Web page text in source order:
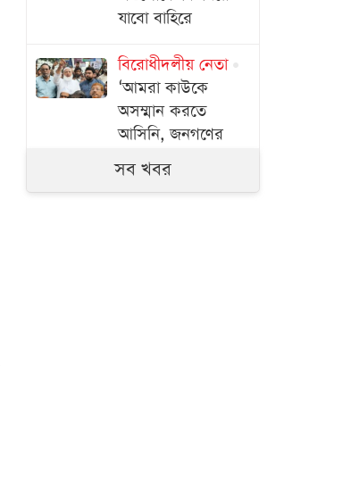
যাবো বাহিরে
বিরোধীদলীয় নেতা
‘আমরা কাউকে
অসম্মান করতে
আসিনি, জনগণের
দাবি নিয়ে এসেছি’
সব খবর